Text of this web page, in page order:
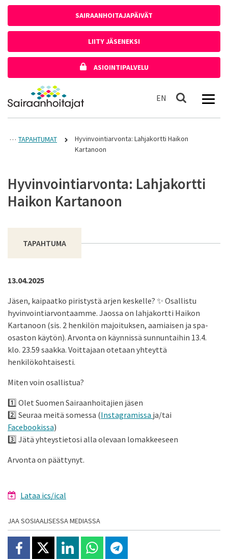
SAIRAANHOITAJAPÄIVÄT
LIITY JÄSENEKSI
ASIOINTIPALVELU
Etusivulle
EN In English
Haku
TAPAHTUMAT
Hyvinvointiarvonta: Lahjakortti Haikon
Kartanoon
Hyvinvointiarvonta: Lahjakortti
Haikon Kartanoon
TAPAHTUMA
13.04.2025
Jäsen, kaipaatko piristystä arjen keskelle? ✨ Osallistu
hyvinvointiarvontaamme. Jaossa on lahjakortti Haikon
Kartanoon (sis. 2 henkilön majoituksen, aamiaisen ja spa-
osaston käytön). Arvonta on käynnissä sunnuntaihin 13.4.
klo. 23.59 saakka. Voittajaan otetaan yhteyttä
henkilökohtaisesti.
Miten voin osallistua?
1️⃣ Olet Suomen Sairaanhoitajien jäsen
2️⃣ Seuraa meitä somessa (Instagramissa ja/tai
Facebookissa)
3️⃣ Jätä yhteystietosi alla olevaan lomakkeeseen
Arvonta on päättynyt.
Lataa ics/ical
JAA SOSIAALISESSA MEDIASSA
Jaa Facebookissa
Jaa X:ssäJaa Linkedinissä
Jaa Whatsappissa
Jaa Telegramissa